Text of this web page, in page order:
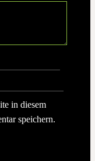
in diesem
speichern.